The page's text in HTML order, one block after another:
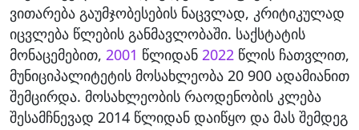
ვითარება გაუმჯობესების ნაცვლად, კრიტიკულად
იცვლება წლების განმავლობაში. საქსტატის
მონაცემებით, 2001 წლიდან 2022 წლის ჩათვლით,
მუნიციპალიტეტის მოსახლეობა 20 900 ადამიანით
შემცირდა. მოსახლეობის რაოდენობის კლება
შესამჩნევად 2014 წლიდან დაიწყო და მას შემდეგ